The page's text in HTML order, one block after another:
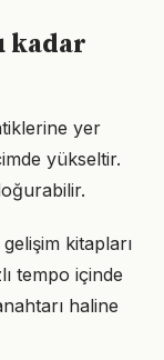
kadar
yer
yükseltir.
kitapları
tempo içinde
haline